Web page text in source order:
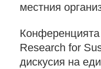
местния
Конференцията
Research for
дискусия на